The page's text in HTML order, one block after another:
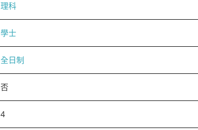
理科
學士
全日制
否
4